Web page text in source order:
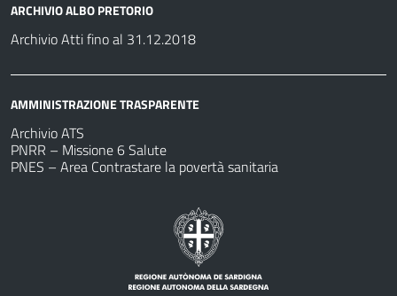
ARCHIVIO ALBO PRETORIO
Archivio Atti fino al 31.12.2018
AMMINISTRAZIONE TRASPARENTE
Archivio ATS
PNRR – Missione 6 Salute
PNES – Area Contrastare la povertà sanitaria